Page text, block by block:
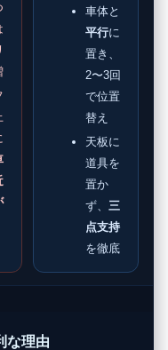
車体と
平行に
置き、
2〜3回
で位置
替え
天板に
道具を
置か
ず、 三
点支持
を徹底
な理由